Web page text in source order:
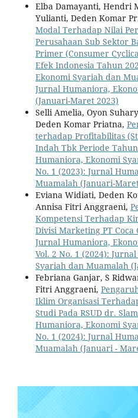
Elba Damayanti, Hendri
Yulianti, Deden Komar
Modal Terhadap Nilai
Perusahaan Sub Sektor
Primer (Consumer
Efek Indonesia Tahun
Ekonomi Syariah dan
Jurnal Humaniora,
(Januari-Maret 2023)
Selli Amelia, Oyon
Deden Komar Priatna,
terhadap Profitabilitas
Indah Tbk Periode Tahun
Humaniora, Ekonomi
No. 1 (2023): Jurnal
Muamalah (Januari-
Eviana Widiati, Deden
Annisa Fitri Anggraeni,
Kompetensi Terhadap
Divisi Marketing PT
Jurnal Humaniora,
Vol. 2 No. 1 (2024):
Syariah dan Muamalah
Febriana Ganjar, S
Fitri Anggraeni,
Iklim Organisasi
Studi Pada RSUD dr.
Humaniora, Ekonomi
No. 1 (2024): Jurnal
Muamalah (Januari -